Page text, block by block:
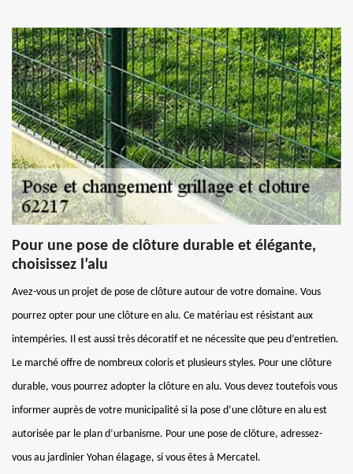
Pour une pose de clôture durable et élégante,
choisissez l’alu
Avez-vous un projet de pose de clôture autour de votre domaine. Vous
pourrez opter pour une clôture en alu. Ce matériau est résistant aux
intempéries. Il est aussi très décoratif et ne nécessite que peu d’entretien.
Le marché offre de nombreux coloris et plusieurs styles. Pour une clôture
durable, vous pourrez adopter la clôture en alu. Vous devez toutefois vous
informer auprès de votre municipalité si la pose d’une clôture en alu est
autorisée par le plan d’urbanisme. Pour une pose de clôture, adressez-
vous au jardinier Yohan élagage, si vous êtes à Mercatel.